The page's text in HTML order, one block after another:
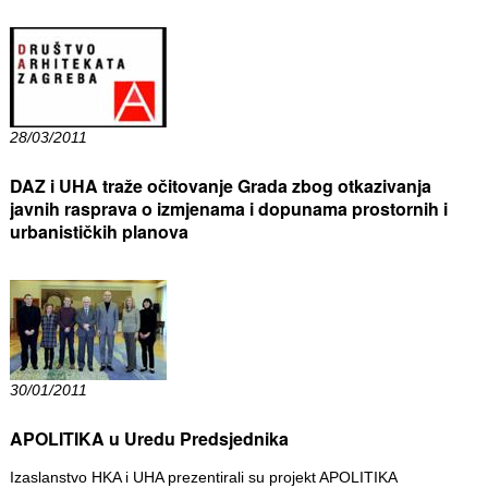
28/03/2011
DAZ i UHA traže očitovanje Grada zbog otkazivanja
javnih rasprava o izmjenama i dopunama prostornih i
urbanističkih planova
30/01/2011
APOLITIKA u Uredu Predsjednika
Izaslanstvo HKA i UHA prezentirali su projekt APOLITIKA